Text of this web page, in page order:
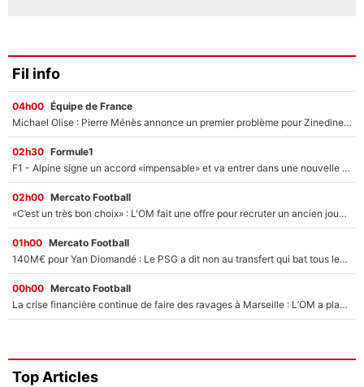
Fil info
04h00 Équipe de France
Michael Olise : Pierre Ménès annonce un premier problème pour Zinedine Zidane en équipe de France
02h30 Formule1
F1 - Alpine signe un accord «impensable» et va entrer dans une nouvelle dimension : Grande nouvelle pour Pierre Gasly !
02h00 Mercato Football
«C’est un très bon choix» : L'OM fait une offre pour recruter un ancien joueur du PSG... et c'est validé dans l'After Foot !
01h00 Mercato Football
140M€ pour Yan Diomandé : Le PSG a dit non au transfert qui bat tous les records sur le mercato
00h00 Mercato Football
La crise financière continue de faire des ravages à Marseille : L’OM a placé 12 joueurs sur le marché des transferts… et ça pourrait lui rapporter près de 100M€ !
Top Articles